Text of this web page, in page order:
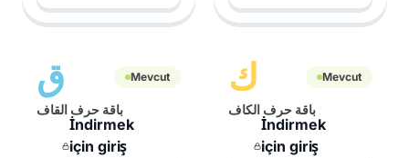
ق Mevcut
باقة حرف القاف
İndirmek
için giriş
ك Mevcut
باقة حرف الكاف
İndirmek
için giriş